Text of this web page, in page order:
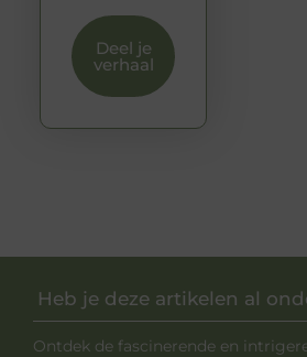
Deel je
verhaal
Heb je deze artikelen al
Ontdek de fascinerende en